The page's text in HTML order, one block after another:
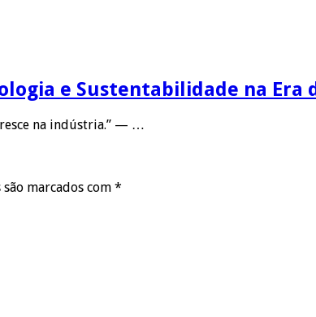
e Sustentabilidade na Era
na indústria.” — …
marcados com *